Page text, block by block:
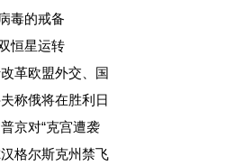
毒的戒备
恒星运转
革欧盟外交、国
称俄将在胜利日
京对“克宫遭袭
格尔斯克州禁飞